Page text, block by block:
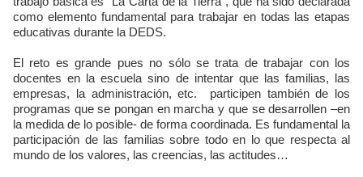
como elemento fundamental para trabajar en todas las etapas
educativas durante la DEDS.
El reto es grande pues no sólo se trata de trabajar con los
docentes en la escuela sino de intentar que las familias, las
empresas, la administración, etc. participen también de los
programas que se pongan en marcha y que se desarrollen –en
la medida de lo posible- de forma coordinada. Es fundamental la
participación de las familias sobre todo en lo que respecta al
mundo de los valores, las creencias, las actitudes…